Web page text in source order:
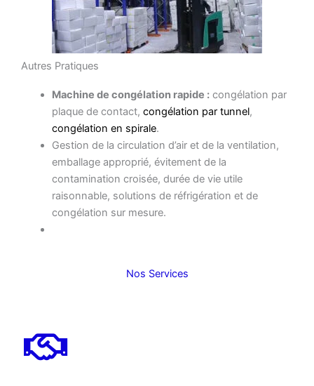
Autres Pratiques
Machine de congélation rapide :congélation par
plaque de contact, congélation par tunnel,
congélation en spirale.
Gestion de la circulation d’air et de la ventilation,
emballage approprié, évitement de la
contamination croisée, durée de vie utile
raisonnable, solutions de réfrigération et de
congélation sur mesure.
Nos Services